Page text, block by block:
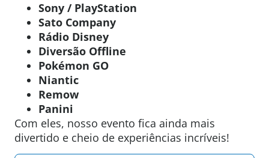
Sony / PlayStation
Sato Company
Rádio Disney
Diversão Offline
Pokémon GO
Niantic
Remow
Panini
Com eles, nosso evento fica ainda mais
divertido e cheio de experiências incríveis!